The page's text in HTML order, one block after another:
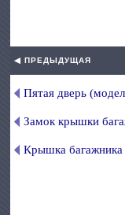
◀ ПРЕДЫДУЩАЯ
Пятая дверь
Замок крышки
Крышка багажника